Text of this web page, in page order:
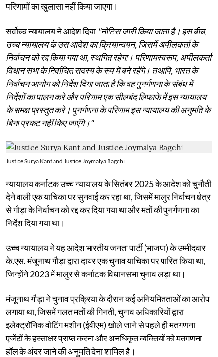
परिणामों का खुलासा नहीं किया जाएगा।
सर्वोच्च न्यायालय ने आदेश दिया "नोटिस जारी किया जाता है। इस बीच,
उच्च न्यायालय के उस आदेश का क्रियान्वयन, जिसमें अपीलकर्ता के
निर्वाचन को रद्द किया गया था, स्थगित रहेगा। परिणामस्वरूप, अपीलकर्ता
विधान सभा के निर्वाचित सदस्य के रूप में बने रहेंगे। तथापि, भारत के
निर्वाचन आयोग को निर्देश दिया जाता है कि वह पुनर्गणना के संबंध में
निर्देशों का पालन करे और परिणाम एक सीलबंद लिफाफे में इस न्यायालय
के समक्ष प्रस्तुत करे। पुनर्गणना के परिणाम इस न्यायालय की अनुमति के
बिना प्रकट नहीं किए जाएँगे।"
Justice Surya Kant and Justice Joymalya Bagchi
न्यायालय कर्नाटक उच्च न्यायालय के सितंबर 2025 के आदेश को चुनौती
देने वाली एक याचिका पर सुनवाई कर रहा था, जिसमें मालुर निर्वाचन क्षेत्र
से गौड़ा के निर्वाचन को रद्द कर दिया गया था और मतों की पुनर्गणना का
निर्देश दिया गया था।
उच्च न्यायालय ने यह आदेश भारतीय जनता पार्टी (भाजपा) के उम्मीदवार
के.एस. मंजूनाथ गौड़ा द्वारा दायर एक चुनाव याचिका पर पारित किया था,
जिन्होंने 2023 में मालुर से कर्नाटक विधानसभा चुनाव लड़ा था।
मंजूनाथ गौड़ा ने चुनाव प्रक्रिया के दौरान कई अनियमितताओं का आरोप
लगाया था, जिसमें गलत मतों की गिनती, चुनाव अधिकारियों द्वारा
इलेक्ट्रॉनिक वोटिंग मशीन (ईवीएम) खोले जाने से पहले ही मतगणना
एजेंटों के हस्ताक्षर प्राप्त करना और अनधिकृत व्यक्तियों को मतगणना
हॉल के अंदर जाने की अनुमति देना शामिल है।